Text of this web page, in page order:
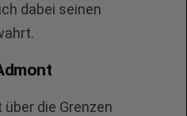
dabei seinen
die Grenzen